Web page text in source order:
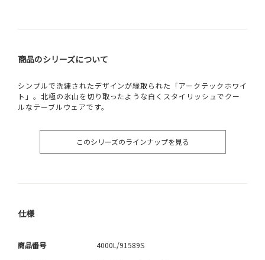
商品のシリーズについて
シンプルで洗練されたデザインが縁取られた「アークテックホワイ
ト」。北極の氷山を切り取ったような白くスタイリッシュでクー
ルなテーブルウェアです。
このシリーズのラインナップを見る
仕様
商品番号 4000L/91589S